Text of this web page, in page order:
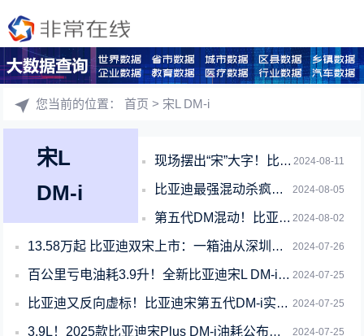
您当前的位置：首页 > 宋L DM-i
宋L
DM-i
2024-08-11
现场摆出“宋”大字！比亚迪宋L DM-i上市一周销量破万辆 举行万人交车仪式
2024-08-05
比亚迪最强混动杀疯！宋L DM-i上市仅一周 销量破万
2024-08-02
第五代DM混动！比亚迪宋L DM-i上市仅一周 狂卖破万辆
2024-07-26
13.58万起 比亚迪双宋上市：一箱油从深圳跑到开封
2024-07-25
百公里亏电油耗3.9升！全新比亚迪宋L DM-i上市：13.58万起
2024-07-25
比亚迪又反向虚标！比亚迪宋第五代DM-i实测续航破2000公里
2024-07-25
3.9L！2025款比亚迪宋Plus DM-i油耗公布：满油满电续航1500公里